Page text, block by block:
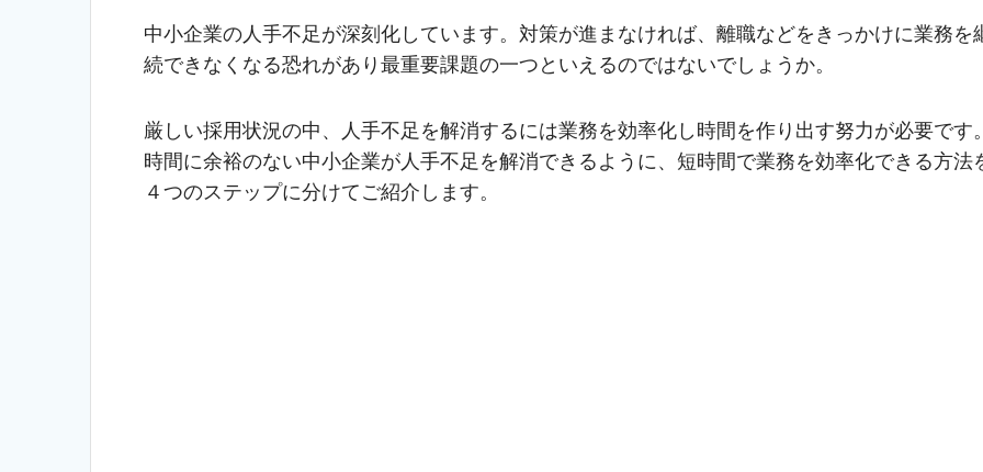
k
中小企業の人手不足が深刻化しています。対策が進まなければ、離職などをきっかけに業務を
続できなくなる恐れがあり最重要課題の一つといえるのではないでしょうか。
厳しい採用状況の中、人手不足を解消するには業務を効率化し時間を作り出す努力が必要です
時間に余裕のない中小企業が人手不足を解消できるように、短時間で業務を効率化できる方法
４つのステップに分けてご紹介します。